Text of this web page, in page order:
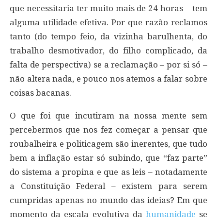
que necessitaria ter muito mais de 24 horas – tem
alguma utilidade efetiva. Por que razão reclamos
tanto (do tempo feio, da vizinha barulhenta, do
trabalho desmotivador, do filho complicado, da
falta de perspectiva) se a reclamação – por si só –
não altera nada, e pouco nos atemos a falar sobre
coisas bacanas.
O que foi que incutiram na nossa mente sem
percebermos que nos fez começar a pensar que
roubalheira e politicagem são inerentes, que tudo
bem a inflação estar só subindo, que “faz parte”
do sistema a propina e que as leis – notadamente
a Constituição Federal – existem para serem
cumpridas apenas no mundo das ideias? Em que
momento da escala evolutiva da humanidade se